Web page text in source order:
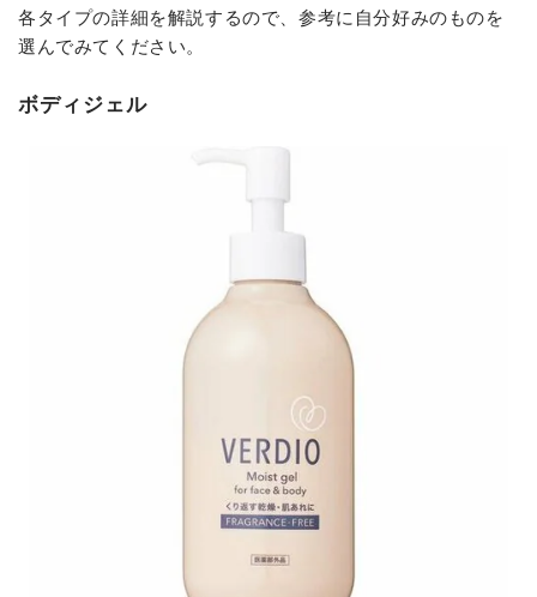
各タイプの詳細を解説するので、参考に自分好みのものを
選んでみてください。
ボディジェル